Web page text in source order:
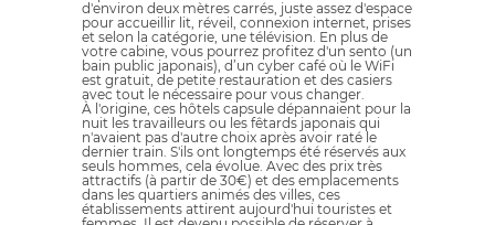
d'environ deux mètres carrés, juste assez d'espace
pour accueillir lit, réveil, connexion internet, prises
et selon la catégorie, une télévision. En plus de
votre cabine, vous pourrez profitez d'un sento (un
bain public japonais), d’un cyber café où le WiFi
est gratuit, de petite restauration et des casiers
avec tout le nécessaire pour vous changer.
À l'origine, ces hôtels capsule dépannaient pour la
nuit les travailleurs ou les fêtards japonais qui
n'avaient pas d'autre choix après avoir raté le
dernier train. S'ils ont longtemps été réservés aux
seuls hommes, cela évolue. Avec des prix très
attractifs (à partir de 30€) et des emplacements
dans les quartiers animés des villes, ces
établissements attirent aujourd'hui touristes et